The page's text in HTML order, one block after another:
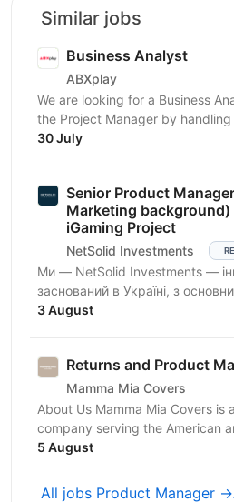
Similar jobs
Business Analyst
ABXplay
We are looking for a Business
the Project Manager by
gathering requirements,
30 July
Senior Product
Marketing
iGaming Project
NetSolid Investments
Ми — NetSolid Investments —
заснований в Україні, з
SMART-інвестиції. Ми
3 August
Returns and Product
Mamma Mia Covers
About Us Mamma Mia Covers is
company serving the American
and the exclusive distributor of
5 August
All jobs Product Manager →